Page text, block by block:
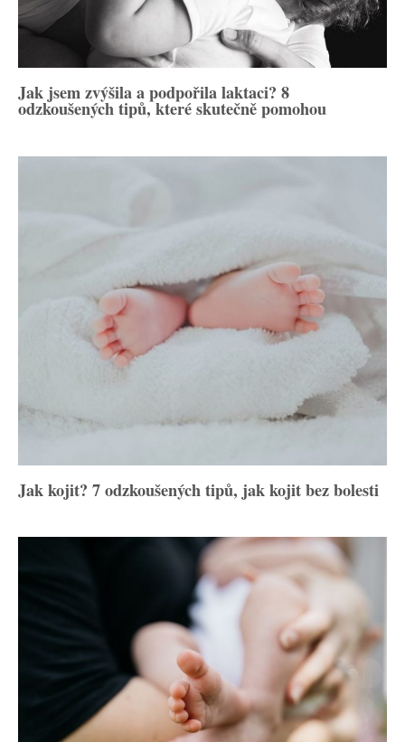
Jak jsem zvýšila a podpořila laktaci? 8
odzkoušených tipů, které skutečně pomohou
Jak kojit? 7 odzkoušených tipů, jak kojit bez bolesti